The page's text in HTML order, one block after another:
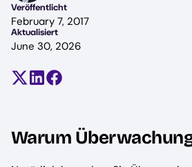
Veröffentlicht
February 7, 2017
Aktualisiert
June 30, 2026
Teilen auf X (früher Twitter)
Auf LinkedIn teilen
Auf Facebook teilen
Warum